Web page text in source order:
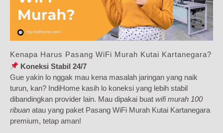
Kenapa Harus Pasang WiFi Murah Kutai Kartanegara?
Koneksi Stabil 24/7
Gue yakin lo nggak mau kena masalah jaringan yang naik
turun, kan? IndiHome kasih lo koneksi yang lebih stabil
dibandingkan provider lain. Mau dipakai buat wifi murah 100
ribuan atau yang paket Pasang WiFi Murah Kutai Kartanegara
premium, tetap aman!